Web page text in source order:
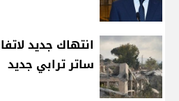
انتهاك جديد
ساتر ترابي جديد